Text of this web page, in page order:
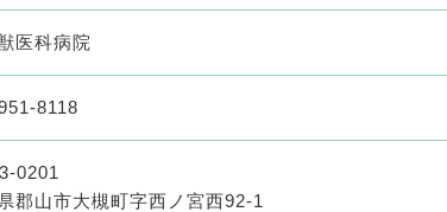
医科病院
8118
0201
郡山市大槻町字西ノ宮西92-1